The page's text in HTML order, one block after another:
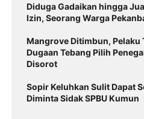
Diduga Gadaikan hingga
Izin, Seorang Warga
Mangrove Ditimbun, Pelaku
Dugaan Tebang Pilih
Disorot
Sopir Keluhkan Sulit Dapat
Diminta Sidak SPBU Kumun